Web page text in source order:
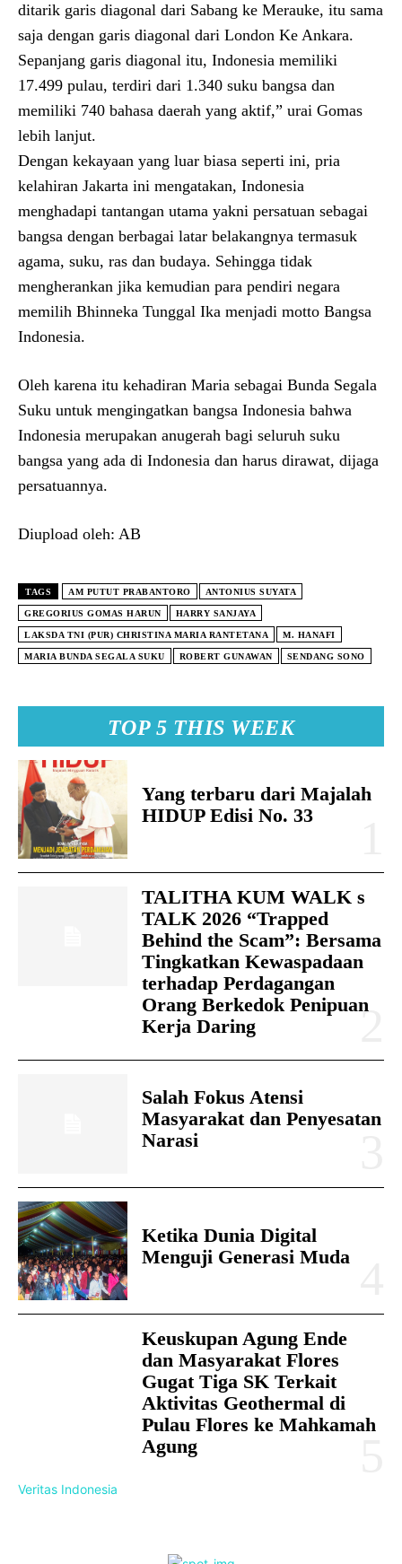
TOP 5 THIS WEEK
Yang terbaru dari Majalah
HIDUP Edisi No. 33
TALITHA KUM WALK s
TALK 2026 “Trapped
Behind the Scam”: Bersama
Tingkatkan Kewaspadaan
terhadap Perdagangan
Orang Berkedok Penipuan
Kerja Daring
Salah Fokus Atensi
Masyarakat dan Penyesatan
Narasi
Ketika Dunia Digital
Menguji Generasi Muda
Keuskupan Agung Ende
dan Masyarakat Flores
Gugat Tiga SK Terkait
Aktivitas Geothermal di
Pulau Flores ke Mahkamah
Agung
Veritas Indonesia
ditarik garis diagonal dari Sabang ke Merauke, itu sama
saja dengan garis diagonal dari London Ke Ankara.
Sepanjang garis diagonal itu, Indonesia memiliki
17.499 pulau, terdiri dari 1.340 suku bangsa dan
memiliki 740 bahasa daerah yang aktif,” urai Gomas
lebih lanjut.
Dengan kekayaan yang luar biasa seperti ini, pria
kelahiran Jakarta ini mengatakan, Indonesia
menghadapi tantangan utama yakni persatuan sebagai
bangsa dengan berbagai latar belakangnya termasuk
agama, suku, ras dan budaya. Sehingga tidak
mengherankan jika kemudian para pendiri negara
memilih Bhinneka Tunggal Ika menjadi motto Bangsa
Indonesia.
Oleh karena itu kehadiran Maria sebagai Bunda Segala
Suku untuk mengingatkan bangsa Indonesia bahwa
Indonesia merupakan anugerah bagi seluruh suku
bangsa yang ada di Indonesia dan harus dirawat, dijaga
persatuannya.
Diupload oleh: AB
TAGS AM PUTUT PRABANTORO ANTONIUS SUYATA
GREGORIUS GOMAS HARUN HARRY SANJAYA
LAKSDA TNI (PUR) CHRISTINA MARIA RANTETANA M. HANAFI
MARIA BUNDA SEGALA SUKU ROBERT GUNAWAN SENDANG SONO